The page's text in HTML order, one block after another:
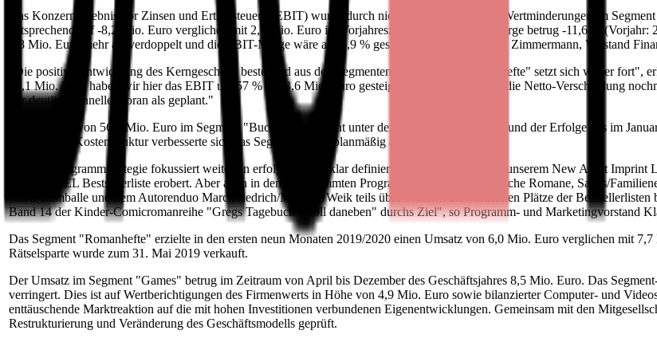
Das Konzernergebnis vor Zinsen und Ertragsteuern (EBIT) wurde durch nicht zahlungswirksame Wertminderungen im
entsprechend auf -8,2 Mio. Euro verglichen mit 2,1 Mio. Euro im Vorjahreszeitraum. Die EBIT-Marge betrug -11,6 % (Vorjahr:
4,8 Mio. Euro mehr als verdoppelt und die EBIT-Marge wäre auf 6,9 % gestiegen", erläutert Ulrich Zimmermann, Vorstand
"Die positive Entwicklung des Kerngeschäfts bestehend aus den Segmenten "Buch" und "Romanhefte" setzt sich weiter fort",
62,1 Mio. Euro haben wir hier das EBIT um 57 % auf 3,6 Mio. Euro gesteigert. Zudem haben wir die Netto-Verschuldung
wir deutlich schneller voran als geplant."
Die Umsätze von 56,2 Mio. Euro im Segment "Buch" liegen leicht unter dem Vorjahreswert. Aufgrund der Erfolge des im
verbesserten Kostenstruktur verbesserte sich das Segment-EBIT planmäßig auf 2,3 Mio. Euro.
"Unsere Programmstrategie fokussiert weiterhin erfolgreich auf klar definierte Zielgruppen wie bei unserem New Adult Imprint
der SPIEGEL Bestsellerliste erobert. Aber auch in den angestammten Programmsegmenten Historische Romane, Sagas/
Marie Lamballe und dem Autorenduo Marc Friedrich/Matthias Weik teils über Wochen die vordersten Plätze der
Band 14 der Kinder-Comicromanreihe "Gregs Tagebuch - Voll daneben" durchs Ziel", so Programm- und Marketingvorstand
Das Segment "Romanhefte" erzielte in den ersten neun Monaten 2019/2020 einen Umsatz von 6,0 Mio. Euro verglichen mit
Rätselsparte wurde zum 31. Mai 2019 verkauft.
Der Umsatz im Segment "Games" betrug im Zeitraum von April bis Dezember des Geschäftsjahres 8,5 Mio. Euro. Das
verringert. Dies ist auf Wertberichtigungen des Firmenwerts in Höhe von 4,9 Mio. Euro sowie bilanzierter Computer- und
enttäuschende Marktreaktion auf die mit hohen Investitionen verbundenen Eigenentwicklungen. Gemeinsam mit den
Restrukturierung und Veränderung des Geschäftsmodells geprüft.